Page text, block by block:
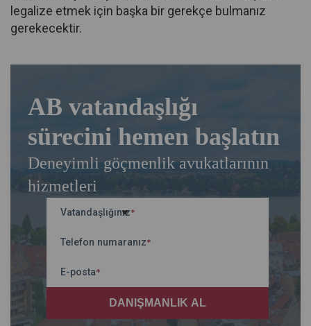
legalize etmek için başka bir gerekçe bulmanız
gerekecektir.
AB vatandaşlığı
sürecini hemen başlatın
Deneyimli göçmenlik avukatlarının
hizmetleri
Vatandaşlığınız*
Telefon numaranız*
E-posta*